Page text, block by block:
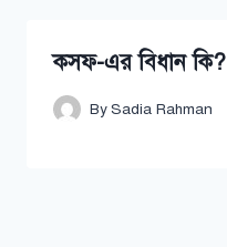
কসফ-এর বিধান কি?
BySadia Rahman